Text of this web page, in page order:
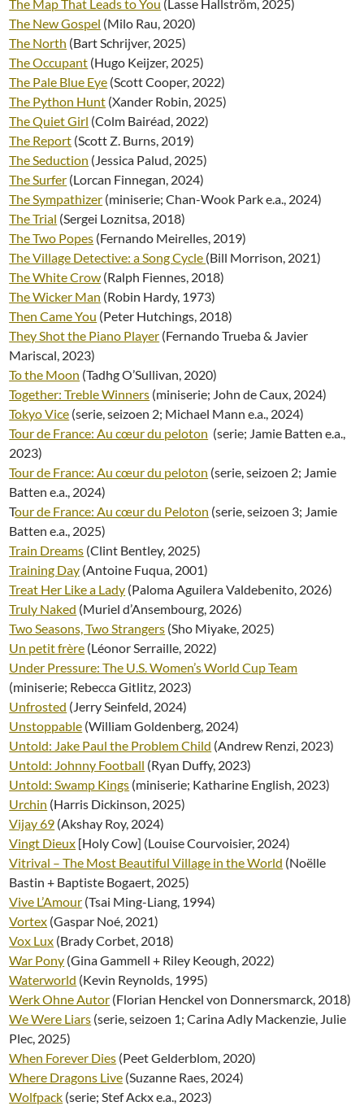
The Map That Leads to You (Lasse Hallström, 2025)
The New Gospel (Milo Rau, 2020)
The North (Bart Schrijver, 2025)
The Occupant (Hugo Keijzer, 2025)
The Pale Blue Eye (Scott Cooper, 2022)
The Python Hunt (Xander Robin, 2025)
The Quiet Girl (Colm Bairéad, 2022)
The Report (Scott Z. Burns, 2019)
The Seduction (Jessica Palud, 2025)
The Surfer (Lorcan Finnegan, 2024)
The Sympathizer (miniserie; Chan-Wook Park e.a., 2024)
The Trial (Sergei Loznitsa, 2018)
The Two Popes (Fernando Meirelles, 2019)
The Village Detective: a Song Cycle (Bill Morrison, 2021)
The White Crow (Ralph Fiennes, 2018)
The Wicker Man (Robin Hardy, 1973)
Then Came You (Peter Hutchings, 2018)
They Shot the Piano Player (Fernando Trueba & Javier
Mariscal, 2023)
To the Moon (Tadhg O’Sullivan, 2020)
Together: Treble Winners (miniserie; John de Caux, 2024)
Tokyo Vice (serie, seizoen 2; Michael Mann e.a., 2024)
Tour de France: Au cœur du peloton (serie; Jamie Batten e.a.,
2023)
Tour de France: Au cœur du peloton (serie, seizoen 2; Jamie
Batten e.a., 2024)
Tour de France: Au cœur du Peloton (serie, seizoen 3; Jamie
Batten e.a., 2025)
Train Dreams (Clint Bentley, 2025)
Training Day (Antoine Fuqua, 2001)
Treat Her Like a Lady (Paloma Aguilera Valdebenito, 2026)
Truly Naked (Muriel d’Ansembourg, 2026)
Two Seasons, Two Strangers (Sho Miyake, 2025)
Un petit frère (Léonor Serraille, 2022)
Under Pressure: The U.S. Women’s World Cup Team
(miniserie; Rebecca Gitlitz, 2023)
Unfrosted (Jerry Seinfeld, 2024)
Unstoppable (William Goldenberg, 2024)
Untold: Jake Paul the Problem Child (Andrew Renzi, 2023)
Untold: Johnny Football (Ryan Duffy, 2023)
Untold: Swamp Kings (miniserie; Katharine English, 2023)
Urchin (Harris Dickinson, 2025)
Vijay 69 (Akshay Roy, 2024)
Vingt Dieux [Holy Cow] (Louise Courvoisier, 2024)
Vitrival – The Most Beautiful Village in the World (Noëlle
Bastin + Baptiste Bogaert, 2025)
Vive L’Amour (Tsai Ming-Liang, 1994)
Vortex (Gaspar Noé, 2021)
Vox Lux (Brady Corbet, 2018)
War Pony (Gina Gammell + Riley Keough, 2022)
Waterworld (Kevin Reynolds, 1995)
Werk Ohne Autor (Florian Henckel von Donnersmarck, 2018)
We Were Liars (serie, seizoen 1; Carina Adly Mackenzie, Julie
Plec, 2025)
When Forever Dies (Peet Gelderblom, 2020)
Where Dragons Live (Suzanne Raes, 2024)
Wolfpack (serie; Stef Ackx e.a., 2023)